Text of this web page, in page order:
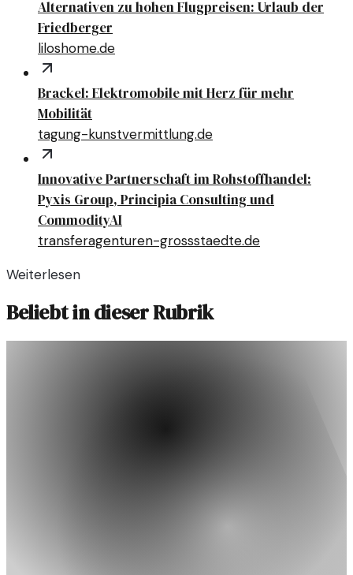
Alternativen zu hohen Flugpreisen: Urlaub der
Friedberger
liloshome.de
Brackel: Elektromobile mit Herz für mehr
Mobilität
tagung-kunstvermittlung.de
Innovative Partnerschaft im Rohstoffhandel:
Pyxis Group, Principia Consulting und
CommodityAI
transferagenturen-grossstaedte.de
Weiterlesen
Beliebt in dieser Rubrik